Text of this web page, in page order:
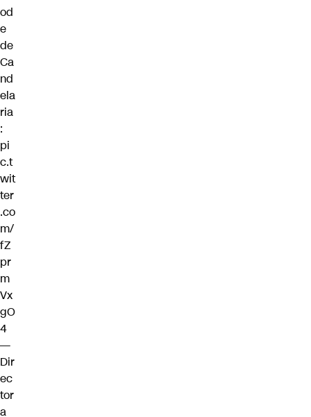
od
e
de
Ca
nd
ela
ria
:
pi
c.t
wit
ter
.co
m/
fZ
pr
m
Vx
gO
4
—
Dir
ec
tor
a